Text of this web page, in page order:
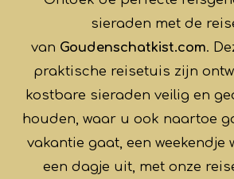
sieraden met de
van Goudenschatkist.com.
praktische reisetuis zijn
kostbare sieraden veilig en
houden, waar u ook naartoe
vakantie gaat, een weekendje
een dagje uit, met onze